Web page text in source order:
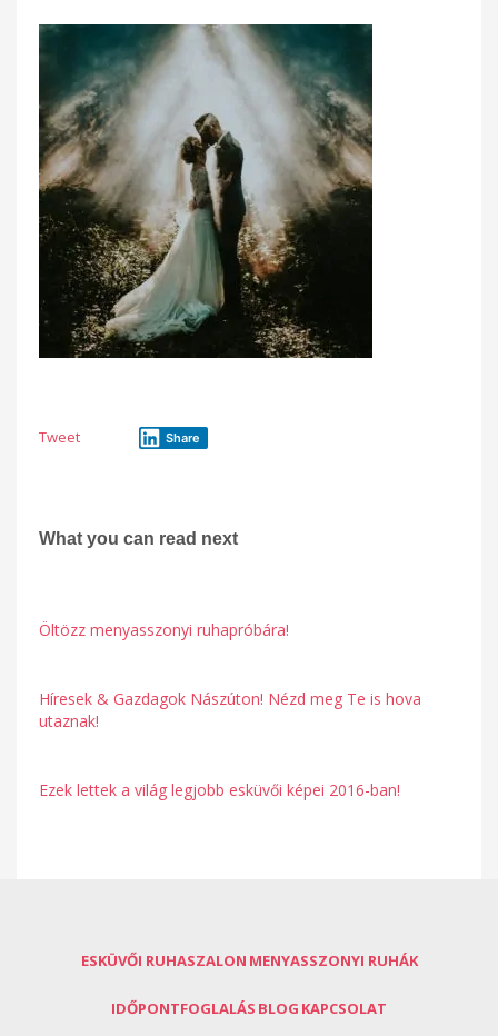
Tweet Share
What you can read next
Öltözz menyasszonyi ruhapróbára!
Híresek & Gazdagok Nászúton! Nézd meg Te is hova
utaznak!
Ezek lettek a világ legjobb esküvői képei 2016-ban!
ESKÜVŐI RUHASZALON MENYASSZONYI RUHÁK
IDŐPONTFOGLALÁS BLOG KAPCSOLAT